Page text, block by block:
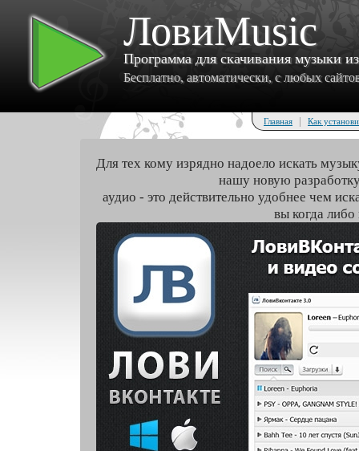
ЛовиMusic
Программа для скачивания музыки
Бесплатно, автоматически, с любых
Главная | Как
Для тех кому изрядно надоело искать
нашу новую
аудио - это действительно удобнее чем
вы когда либо